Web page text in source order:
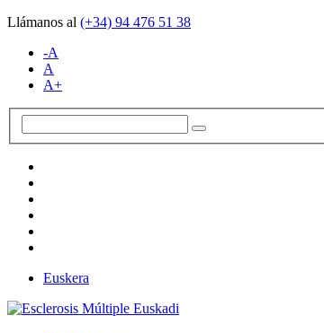
Llámanos al (+34) 94 476 51 38
-A
A
A+
Euskera